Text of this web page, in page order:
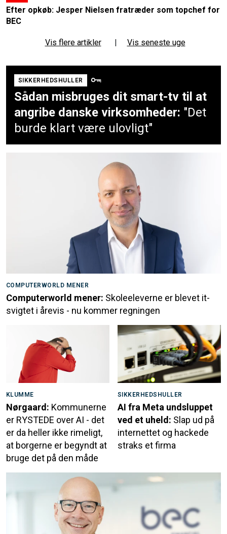
Efter opkøb: Jesper Nielsen fratræder som topchef for
BEC
Vis flere artikler | Vis seneste uge
SIKKERHEDSHULLER
Sådan misbruges dit smart-tv til at
angribe danske virksomheder: "Det
burde klart være ulovligt"
COMPUTERWORLD MENER
Computerworld mener: Skoleeleverne er blevet it-
svigtet i årevis - nu kommer regningen
KLUMME
Nørgaard: Kommunerne
er RYSTEDE over AI - det
er da heller ikke rimeligt,
at borgerne er begyndt at
bruge det på den måde
SIKKERHEDSHULLER
AI fra Meta undsluppet
ved et uheld: Slap ud på
internettet og hackede
straks et firma